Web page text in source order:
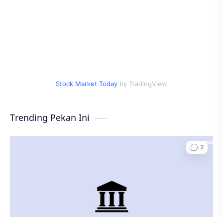
Stock Market Today by TradingView
Trending Pekan Ini